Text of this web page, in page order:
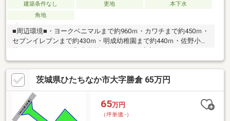
建築条件なし 更地
本下水
角地
■周辺環境■・ヨークベニマルまで約960ｍ・カワチまで約450ｍ・
セブンイレブンまで約430ｍ・明成幼稚園まで約440ｍ・佐野小学
ームカウンター◆土地探しと同時に、お客様が気になるハウスメ
ーカーや建築業者様を無料でご相談いただけます！また当社にて
建築担当営業様もご紹介いたします！お気軽にご相談ください♪
茨城県ひたちなか市大字勝倉 65万円
65万円
（坪単価:-）